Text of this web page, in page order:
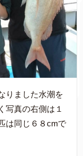
りました水潮を
写真の右側は１
は同じ６８cmで